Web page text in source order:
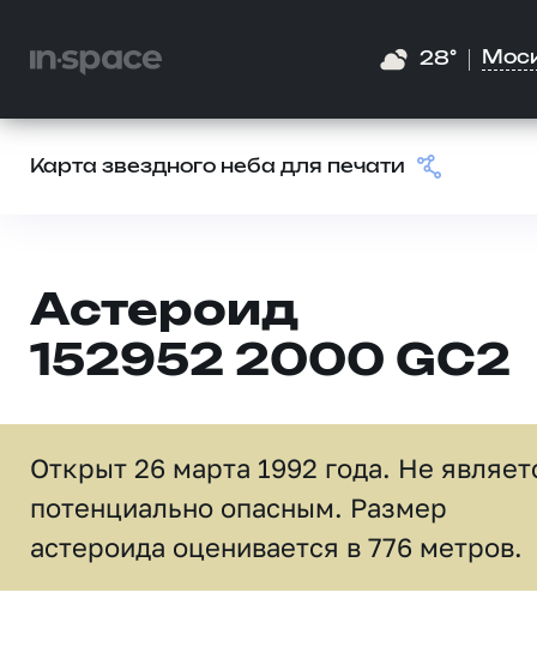
28°
Карта звездного неба для печати
Астероид
152952 2000 GC2
Открыт 26 марта 1992 года. Не
потенциально опасным. Размер
астероида оценивается в 776 метров.